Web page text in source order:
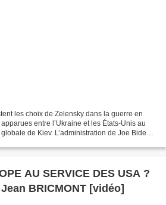
les choix de Zelensky dans la guerre en
entre l’Ukraine et les États-Unis au
de Kiev. L’administration de Joe Biden
AU SERVICE DES USA ?
BRICMONT [vidéo]